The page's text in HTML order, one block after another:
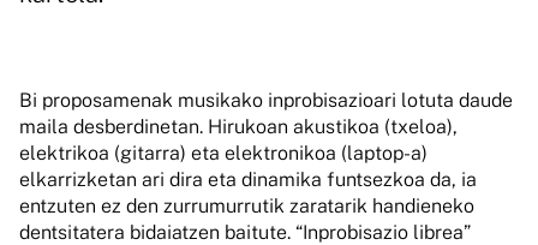
Bi proposamenak musikako inprobisazioari lotuta daude
maila desberdinetan. Hirukoan akustikoa (txeloa),
elektrikoa (gitarra) eta elektronikoa (laptop-a)
elkarrizketan ari dira eta dinamika funtsezkoa da, ia
entzuten ez den zurrumurrutik zaratarik handieneko
dentsitatera bidaiatzen baitute. “Inprobisazio librea”